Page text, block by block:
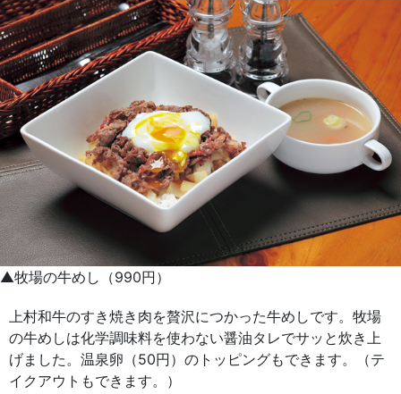
▲牧場の牛めし（990円）
上村和牛のすき焼き肉を贅沢につかった牛めしです。牧場
の牛めしは化学調味料を使わない醤油タレでサッと炊き上
げました。温泉卵（50円）のトッピングもできます。（テ
イクアウトもできます。）